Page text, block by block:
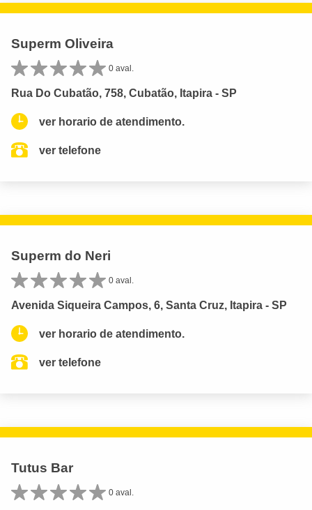
Superm Oliveira
0 aval.
Rua Do Cubatão, 758, Cubatão, Itapira - SP
ver horario de atendimento.
ver telefone
Superm do Neri
0 aval.
Avenida Siqueira Campos, 6, Santa Cruz, Itapira - SP
ver horario de atendimento.
ver telefone
Tutus Bar
0 aval.